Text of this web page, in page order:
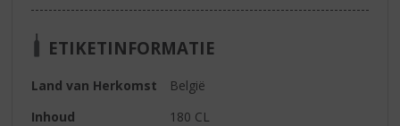
ETIKETINFORMATIE
Land van Herkomst
België
Inhoud
180 CL